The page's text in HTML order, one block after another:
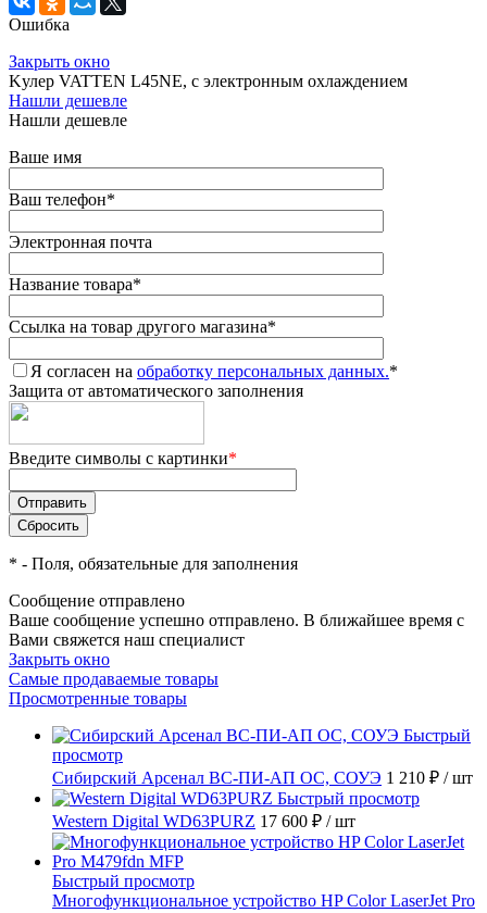
Ошибка
Закрыть окно
Kулер VATTEN L45NE, с электронным охлаждением
Нашли дешевле
Нашли дешевле
Ваше имя
Ваш телефон*
Электронная почта
Название товара*
Ссылка на товар другого магазина*
Я согласен на обработку персональных данных.*
Защита от автоматического заполнения
Введите символы с картинки*
* - Поля, обязательные для заполнения
Сообщение отправлено
Ваше сообщение успешно отправлено. В ближайшее время с
Вами свяжется наш специалист
Закрыть окно
Самые продаваемые товары
Просмотренные товары
Быстрый
просмотр
Сибирский Арсенал ВС-ПИ-АП ОС, СОУЭ 1 210 ₽ / шт
Быстрый просмотр
Western Digital WD63PURZ 17 600 ₽ / шт
Быстрый просмотр
Многофункциональное устройство HP Color LaserJet Pro